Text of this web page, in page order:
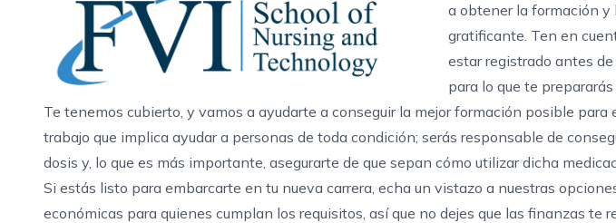
a obtener la formación y
gratificante. Ten en
estar registrado antes
para lo que te
Te tenemos cubierto, y vamos a ayudarte a conseguir la mejor formación posible
trabajo que implica ayudar a personas de toda condición; serás responsable de
dosis y, lo que es más importante, asegurarte de que sepan cómo utilizar dicha
Si estás listo para embarcarte en tu nueva carrera, echa un vistazo a nuestras
económicas para quienes cumplan los requisitos, así que no dejes que las finanzas te